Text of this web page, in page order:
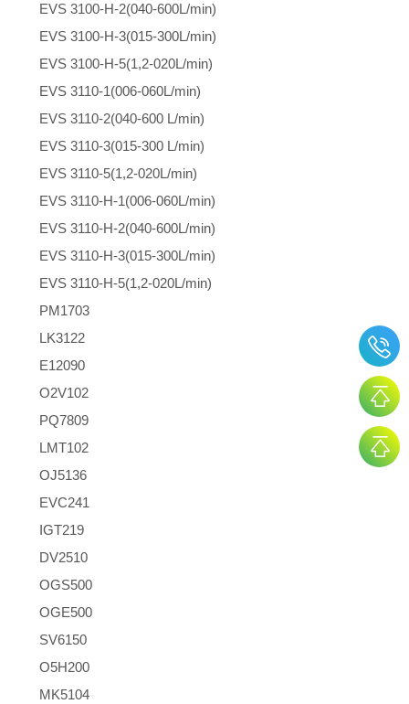
EVS 3100-H-2(040-600L/min)
EVS 3100-H-3(015-300L/min)
EVS 3100-H-5(1,2-020L/min)
EVS 3110-1(006-060L/min)
EVS 3110-2(040-600 L/min)
EVS 3110-3(015-300 L/min)
EVS 3110-5(1,2-020L/min)
EVS 3110-H-1(006-060L/min)
EVS 3110-H-2(040-600L/min)
EVS 3110-H-3(015-300L/min)
EVS 3110-H-5(1,2-020L/min)
PM1703
LK3122
E12090
O2V102
PQ7809
LMT102
OJ5136
EVC241
IGT219
DV2510
OGS500
OGE500
SV6150
O5H200
MK5104